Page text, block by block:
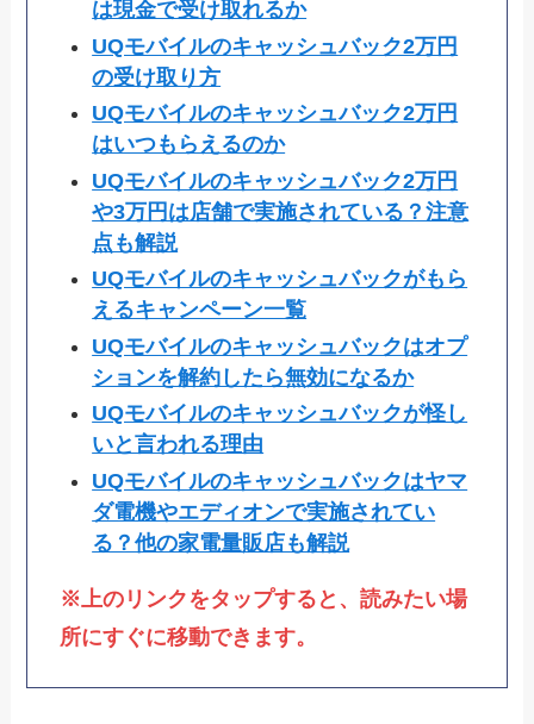
は現金で受け取れるか
UQモバイルのキャッシュバック2万円
の受け取り方
UQモバイルのキャッシュバック2万円
はいつもらえるのか
UQモバイルのキャッシュバック2万円
や3万円は店舗で実施されている？注意
点も解説
UQモバイルのキャッシュバックがもら
えるキャンペーン一覧
UQモバイルのキャッシュバックはオプ
ションを解約したら無効になるか
UQモバイルのキャッシュバックが怪し
いと言われる理由
UQモバイルのキャッシュバックはヤマ
ダ電機やエディオンで実施されてい
る？他の家電量販店も解説
※上のリンクをタップすると、読みたい場
所にすぐに移動できます。